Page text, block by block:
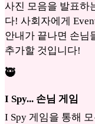
사진 모음을 발표하
다! 사회자에게
안내가 끝나면 손님
추가할 것입니다!
🥷
I Spy... 손님 게임
I Spy 게임을 통해